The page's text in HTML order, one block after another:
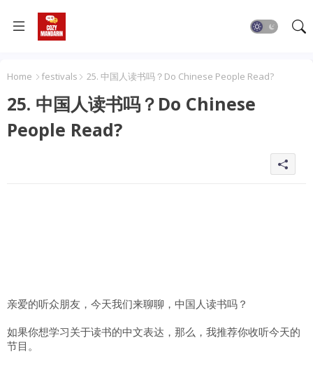
Home festivals 25. 中国人读书吗？Do Chinese People Read?
25. 中国人读书吗？Do Chinese
People Read?
亲爱的听众朋友，今天我们来聊聊，中国人读书吗？
如果你想学习关于读书的中文表达，那么，我推荐你收听今天的
节目。